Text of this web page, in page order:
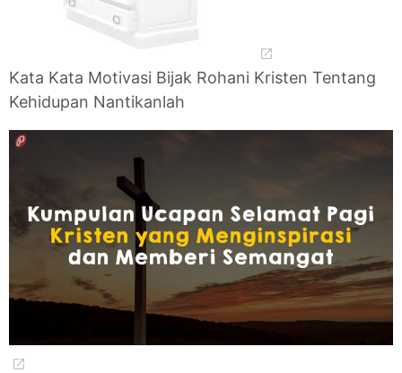
Kata Kata Motivasi Bijak Rohani Kristen Tentang
Kehidupan Nantikanlah